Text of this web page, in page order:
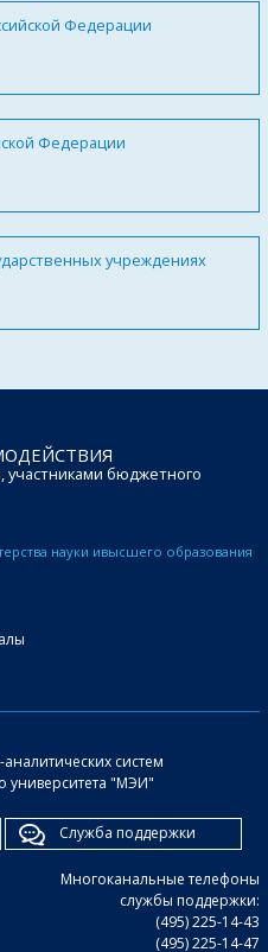
Федерации
Федерации
учреждениях
участниками бюджетного
науки ивысшего образования
систем
университета "МЭИ"
Служба поддержки
Многоканальные телефоны
службы поддержки:
(495) 225-14-43
(495) 225-14-47